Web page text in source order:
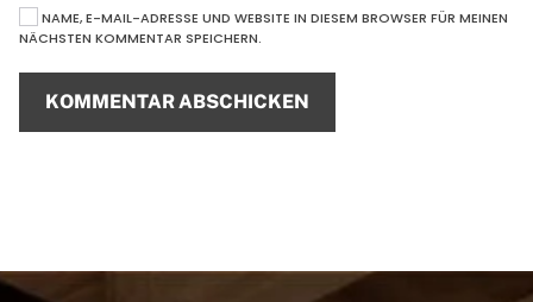
NAME, E-MAIL-ADRESSE UND WEBSITE IN DIESEM BROWSER FÜR MEINEN
NÄCHSTEN KOMMENTAR SPEICHERN.
KOMMENTAR ABSCHICKEN